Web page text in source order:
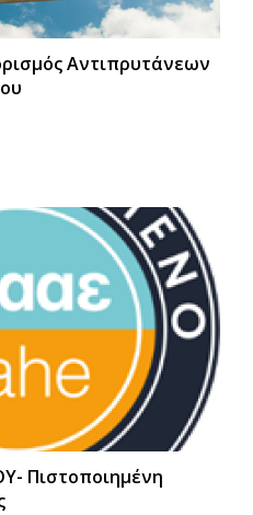
Αντιπρυτάνεων
Πιστοποιημένη